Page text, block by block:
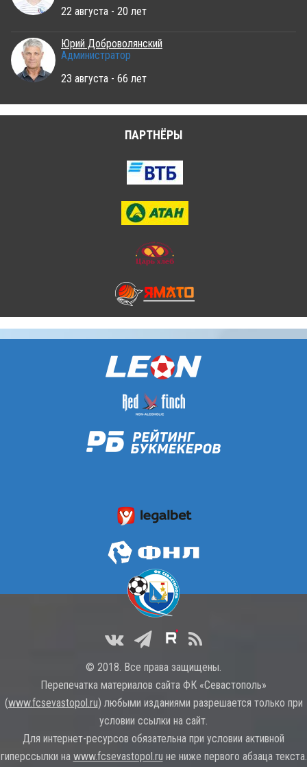
22 августа - 20 лет
Юрий Доброволянский
Администратор
23 августа - 66 лет
ПАРТНЁРЫ
© 2018. Все права защищены.
Перепечатка материалов сайта ФК «Севастополь»
(www.fcsevastopol.ru) любыми изданиями разрешается только при
условии ссылки на сайт.
Для интернет-ресурсов обязательна при условии активной
гиперссылки на www.fcsevastopol.ru не ниже первого абзаца текста.